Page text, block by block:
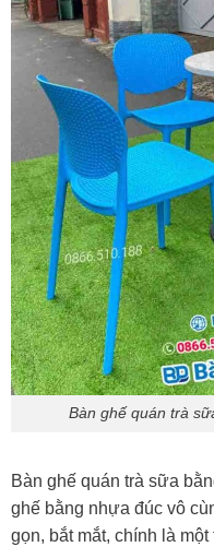
Bàn ghế quán trà
Bàn ghế quán trà sữa
ghế bằng nhựa đúc vô
gọn, bắt mắt, chính là